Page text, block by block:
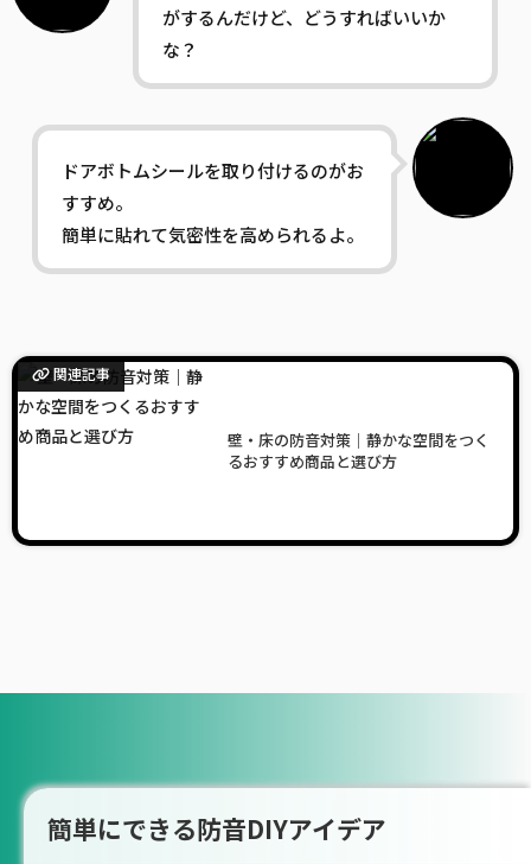
がするんだけど、どうすればいいか
な？
ドアボトムシールを取り付けるのがお
すすめ。
簡単に貼れて気密性を高められるよ。
関連記事
壁・床の防音対策｜静かな空間をつく
るおすすめ商品と選び方
簡単にできる防音DIYアイデア